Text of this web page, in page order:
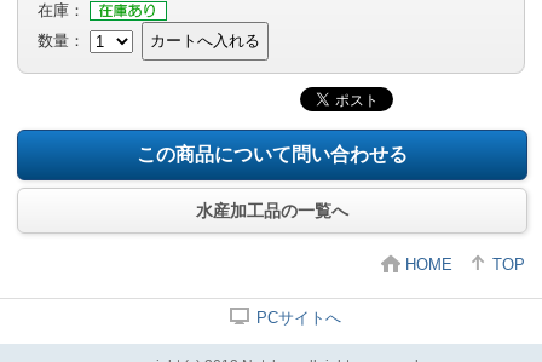
在庫：
数量：
カートへ入れる
この商品について問い合わせる
水産加工品の一覧へ
HOME TOP
PCサイトへ